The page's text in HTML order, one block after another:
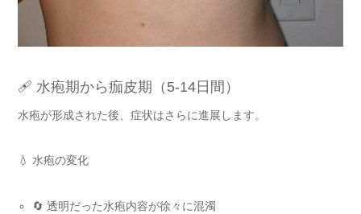
🩹 水疱期から痂皮期（5-14日間）
水疱が形成された後、症状はさらに進展します。
💧 水疱の変化
🔄 透明だった水疱内容が徐々に混濁